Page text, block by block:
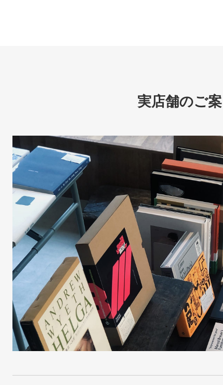
実店舗のご